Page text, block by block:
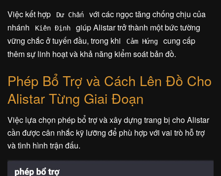
Việc kết hợp
Dư Chấn
với các ngọc tăng chống chịu của
nhánh
Kiên Định
giúp Alistar trở thành một bức tường
vững chắc ở tuyến đầu, trong khi
Cảm Hứng
cung cấp
thêm sự linh hoạt và khả năng kiểm soát bản đồ.
Phép Bổ Trợ và Cách Lên Đồ Cho
Alistar Từng Giai Đoạn
Việc lựa chọn phép bổ trợ và xây dựng trang bị cho Alistar
cần được cân nhắc kỹ lưỡng để phù hợp với vai trò hỗ trợ
và tình hình trận đấu.